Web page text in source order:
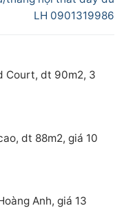
LH 0901319986
Court, dt 90m2, 3
dt 88m2, giá 10
Anh, giá 13